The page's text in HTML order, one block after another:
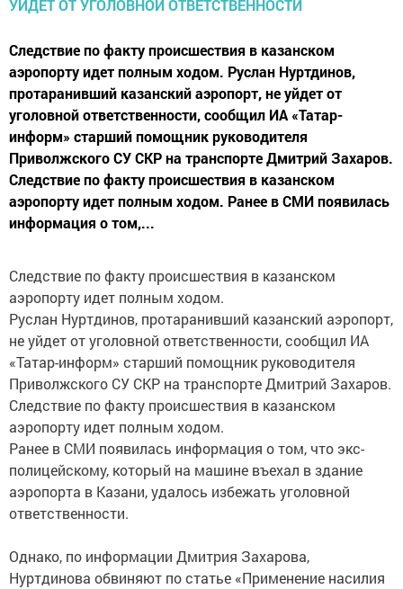
Следствие по факту происшествия в казанском
аэропорту идет полным ходом. Руслан Нуртдинов,
протаранивший казанский аэропорт, не уйдет от
уголовной ответственности, сообщил ИА «Татар-
информ» старший помощник руководителя
Приволжского СУ СКР на транспорте Дмитрий Захаров.
Следствие по факту происшествия в казанском
аэропорту идет полным ходом. Ранее в СМИ появилась
информация о том,...
Следствие по факту происшествия в казанском
аэропорту идет полным ходом.
Руслан Нуртдинов, протаранивший казанский аэропорт,
не уйдет от уголовной ответственности, сообщил ИА
«Татар-информ» старший помощник руководителя
Приволжского СУ СКР на транспорте Дмитрий Захаров.
Следствие по факту происшествия в казанском
аэропорту идет полным ходом.
Ранее в СМИ появилась информация о том, что экс-
полицейскому, который на машине въехал в здание
аэропорта в Казани, удалось избежать уголовной
ответственности.
Однако, по информации Дмитрия Захарова,
Нуртдинова обвиняют по статье «Применение насилия